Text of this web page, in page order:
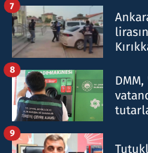
7
8
9